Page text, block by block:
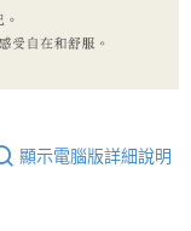
顯示電腦版詳細說明